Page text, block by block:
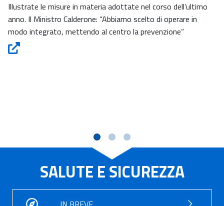
Illustrate le misure in materia adottate nel corso dell’ultimo
anno. Il Ministro Calderone: “Abbiamo scelto di operare in
modo integrato, mettendo al centro la prevenzione”
Sicurezza sul lavoro, le comunicazioni del Ministro in
SALUTE E SICUREZZA